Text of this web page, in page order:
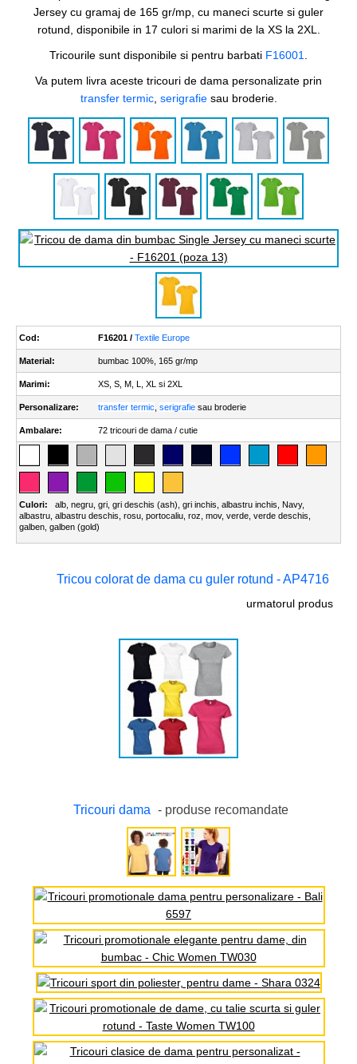
Jersey cu gramaj de 165 gr/mp, cu maneci scurte si guler
rotund, disponibile in 17 culori si marimi de la XS la 2XL.
Tricourile sunt disponibile si pentru barbati F16001
Va putem livra aceste tricouri de dama personalizate prin
transfer termic, serigrafiesau broderie.
Cod: F16201 / Textile Europe
Material: bumbac 100%, 165 gr/mp
Marimi: XS, S, M, L, XL si 2XL
Personalizare: transfer termic serigrafie sau broderie
Ambalare: 72 tricouri de dama / cutie
Culori: alb negru gri gri deschis (ash) gri inchis albastru inchis Navy,
albastru albastru deschis rosu portocaliu roz mov, verde verde deschis
galben galben (gold)
Tricou colorat de dama cu guler rotund - AP4716
urmatorul produs
Tricouri dama - produse recomandate